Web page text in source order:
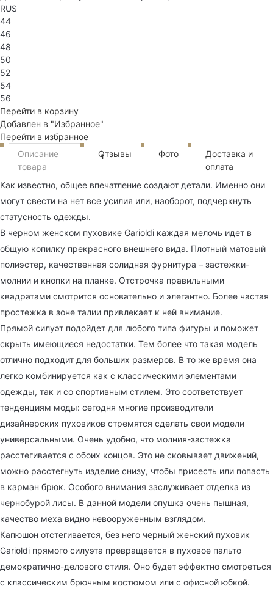
RUS
44
46
48
50
52
54
56
Перейти в корзину
Добавлен в "Избранное"
Перейти в избранное
Описание
товара
Отзывы
1 Фото
Доставка и
оплата
Как известно, общее впечатление создают детали. Именно они
могут свести на нет все усилия или, наоборот, подчеркнуть
статусность одежды.
В черном женском пуховике Garioldi каждая мелочь идет в
общую копилку прекрасного внешнего вида. Плотный матовый
полиэстер, качественная солидная фурнитура – застежки-
молнии и кнопки на планке. Отстрочка правильными
квадратами смотрится основательно и элегантно. Более частая
простежка в зоне талии привлекает к ней внимание.
Прямой силуэт подойдет для любого типа фигуры и поможет
скрыть имеющиеся недостатки. Тем более что такая модель
отлично подходит для больших размеров. В то же время она
легко комбинируется как с классическими элементами
одежды, так и со спортивным стилем. Это соответствует
тенденциям моды: сегодня многие производители
дизайнерских пуховиков стремятся сделать свои модели
универсальными. Очень удобно, что молния-застежка
расстегивается с обоих концов. Это не сковывает движений,
можно расстегнуть изделие снизу, чтобы присесть или попасть
в карман брюк. Особого внимания заслуживает отделка из
чернобурой лисы. В данной модели опушка очень пышная,
качество меха видно невооруженным взглядом.
Капюшон отстегивается, без него черный женский пуховик
Garioldi прямого силуэта превращается в пуховое пальто
демократично-делового стиля. Оно будет эффектно смотреться
с классическим брючным костюмом или с офисной юбкой.